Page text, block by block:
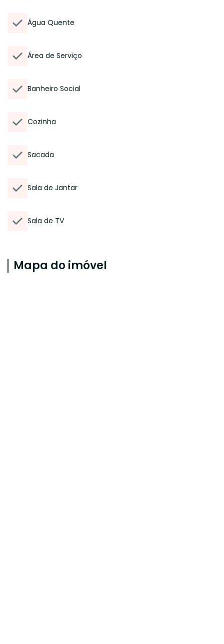
Água Quente
Área de Serviço
Banheiro Social
Cozinha
Sacada
Sala de Jantar
Sala de TV
Mapa do imóvel